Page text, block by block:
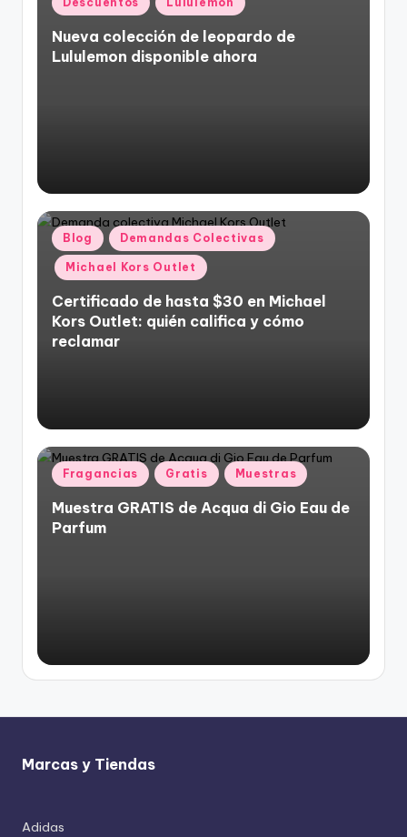
in
Nueva colección de leopardo de
Lululemon disponible ahora
Posted
in
Blog Demandas Colectivas
Michael Kors Outlet
Certificado de hasta $30 en Michael
Kors Outlet: quién califica y cómo
reclamar
Posted
in
Fragancias Gratis Muestras
Muestra GRATIS de Acqua di Gio Eau de
Parfum
Marcas y Tiendas
Adidas